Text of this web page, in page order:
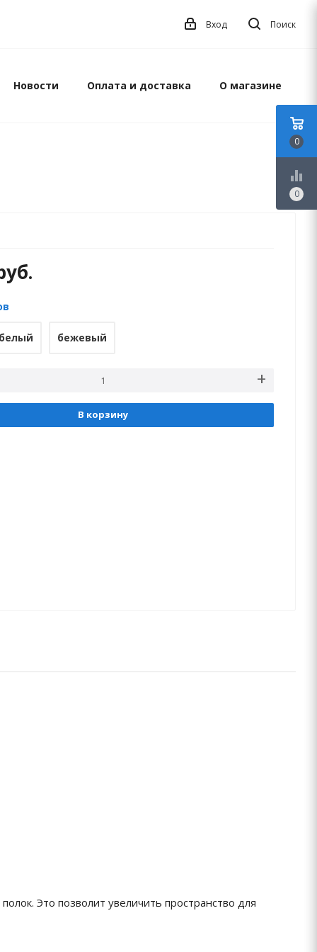
Вход Поиск
Новости Оплата и доставка О магазине
0
equalizer
0
бежевый
В корзину
Это позволит увеличить пространство для